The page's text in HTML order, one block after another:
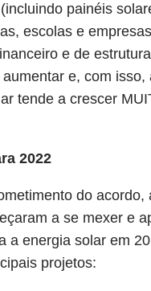
painéis
escolas e
e de
e, com isso,
tende a crescer
2022
do acordo,
a se mexer e
a energia solar em
projetos: